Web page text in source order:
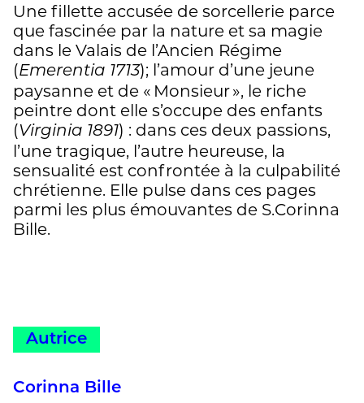
Une fillette accusée de sorcellerie parce
que fascinée par la nature et sa magie
dans le Valais de l’Ancien Régime
(Emerentia 1713); l’amour d’une jeune
paysanne et de « Monsieur », le riche
peintre dont elle s’occupe des enfants
(Virginia 1891) : dans ces deux passions,
l’une tragique, l’autre heureuse, la
sensualité est confrontée à la culpabilité
chrétienne. Elle pulse dans ces pages
parmi les plus émouvantes de S.Corinna
Bille.
Autrice
Corinna Bille